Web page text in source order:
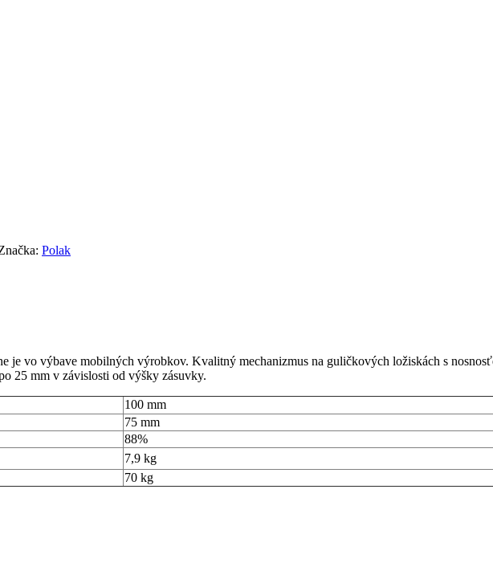
Polak
je vo výbave mobilných výrobkov. Kvalitný mechanizmus na guličkových ložiskách s
25 mm v závislosti od výšky zásuvky.
100 mm
75 mm
88%
7,9 kg
70 kg